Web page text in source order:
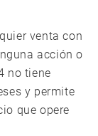
venta con
acción o
no tiene
y permite
que opere